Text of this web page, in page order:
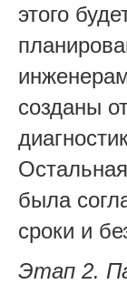
этого
созданы
была
сроки и
Этап 2.